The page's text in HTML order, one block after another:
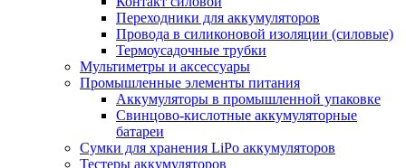
Переходники для аккумуляторов
Провода в силиконовой изоляции (силовые)
Термоусадочные трубки
Мультиметры и аксессуары
Промышленные элементы питания
Аккумуляторы в промышленной упаковке
Свинцово-кислотные аккумуляторные
батареи
Сумки для хранения LiPo аккумуляторов
Тестеры аккумуляторов